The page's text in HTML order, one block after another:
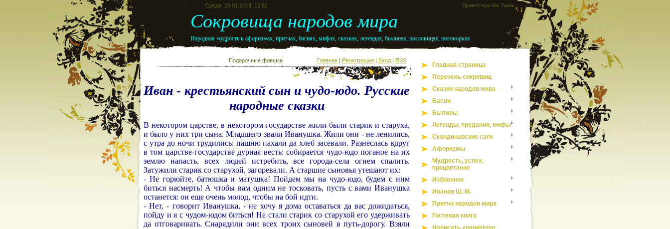
Среда, 23.01.2019, 16:52 Приветствую Вас Гость
Сокровища народов мира
Народная мудрость в афоризмах, притчах, баснях, мифах, сказках, легендах, былинах, пословицах, поговорках
Подарочные флешки Главная | Регистрация | Вход | RSS
Иван - крестьянский сын и чудо-юдо. Русские
народные сказки
В некотором царстве, в некотором государстве жили-были старик и старуха,
и было у них три сына. Младшего звали Иванушка. Жили они - не ленились,
с утра до ночи трудились: пашню пахали да хлеб засевали. Разнеслась вдруг
в том царстве-государстве дурная весть: собирается чудо-юдо поганое на их
землю напасть, всех людей истребить, все города-села огнем спалить.
Затужили старик со старухой, загоревали. А старшие сыновья утешают их:
- Не горюйте, батюшка и матушка! Пойдем мы на чудо-юдо, будем с ним
биться насмерть! А чтобы вам одним не тосковать, пусть с вами Иванушка
останется: он еще очень молод, чтобы на бой идти.
- Нет, - говорит Иванушка, - не хочу я дома оставаться да вас дожидаться,
пойду и я с чудом-юдом биться! Не стали старик со старухой его удерживать
да отговаривать. Снарядили они всех троих сыновей в путь-дорогу. Взяли
Главная страница
Перечень сокровищ
Сказки народов мира
Басни
Былины
Легенды, предания, мифы
Скандинавские саги
Афоризмы
Мудрость, успех,
процветание
Избранное
Иванов Ш. М.
Притчи народов мира
Гостевая книга
Написать хранителю